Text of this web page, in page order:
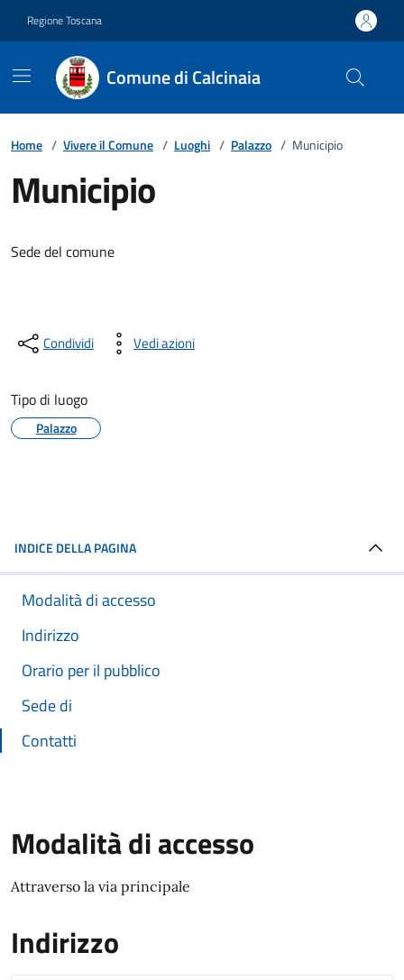
Regione Toscana
Comune di Calcinaia
Home / Vivere il Comune / Luoghi / Palazzo / Municipio
Municipio
Descrizione breve
Sede del comune
Condividi Vedi azioni
Tipo di luogo
Palazzo
INDICE DELLA PAGINA
Modalità di accesso
Indirizzo
Orario per il pubblico
Sede di
Contatti
Modalità di accesso
Modalità di accesso
Attraverso la via principale
Indirizzo